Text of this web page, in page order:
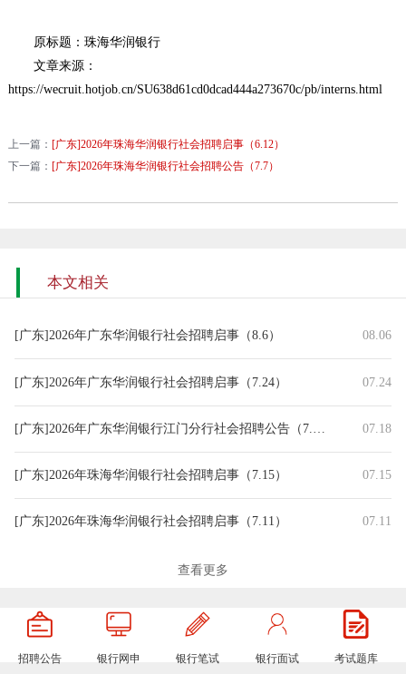
原标题：珠海华润银行
文章来源：
https://wecruit.hotjob.cn/SU638d61cd0dcad444a273670c/pb/interns.html
上一篇： [广东]2026年珠海华润银行社会招聘启事（6.12）
下一篇： [广东]2026年珠海华润银行社会招聘公告（7.7）
本文相关
[广东]2026年广东华润银行社会招聘启事（8.6） 08.06
[广东]2026年广东华润银行社会招聘启事（7.24） 07.24
[广东]2026年广东华润银行江门分行社会招聘公告（7.18） 07.18
[广东]2026年珠海华润银行社会招聘启事（7.15） 07.15
[广东]2026年珠海华润银行社会招聘启事（7.11） 07.11
[广东]2026年珠海华润银行社会招聘公告（7.8）
[广东]2026年珠海华润银行社会招聘公告（7.7） 07.07
[广东]2026年珠海华润银行社会招聘启事（6.12） 06.12
查看更多
招聘公告 银行网申 银行笔试 银行面试 考试题库